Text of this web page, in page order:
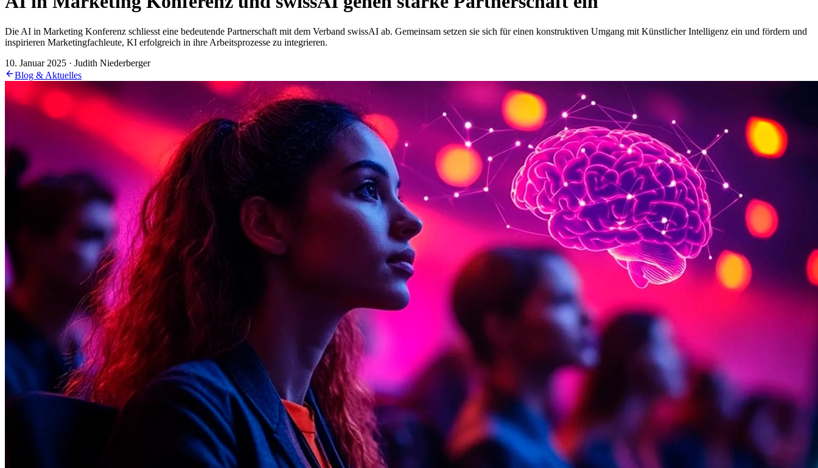
Die AI in Marketing Konferenz schliesst eine bedeutende Partnerschaft mit dem Verband swissAI ab. Gemeinsam setzen sie sich für einen konstruktiven Umgang mit Künstlicher Intelligenz ein und fördern und
inspirieren Marketing­fachleute, KI erfolgreich in ihre Arbeitsprozesse zu integrieren.
10. Januar 2025 · Judith Niederberger
Blog & Aktuelles